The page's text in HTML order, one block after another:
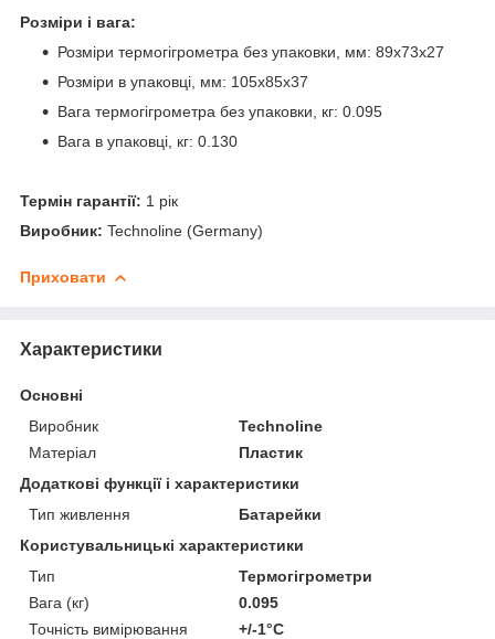
Розміри і вага:
Розміри термогігрометра без упаковки, мм: 89х73х27
Розміри в упаковці, мм: 105х85х37
Вага термогігрометра без упаковки, кг: 0.095
Вага в упаковці, кг: 0.130
Термін гарантії: 1 рік
Виробник: Technoline (Germany)
Приховати
Характеристики
Основні
Виробник
Technoline
Матеріал
Пластик
Додаткові функції і характеристики
Тип живлення
Батарейки
Користувальницькі характеристики
Тип
Термогігрометри
Вага (кг)
0.095
Точність вимірювання
+/-1°С